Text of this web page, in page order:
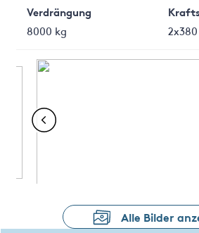
Verdrängung
8000 kg
Alle Bilder